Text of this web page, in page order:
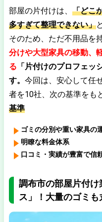
部屋の片付けは、 「どこ
多すぎて整理できない」
そのため、ただ不用品を
分けや大型家具の移動、
る 「片付けのプロフェッ
す。 今回は、安心して任
者を10社、次の基準をも
基準
ゴミの分別や重い家具の
明瞭な料金体系
口コミ・実績が豊富で信
調布市の部屋片付
ス」！大量のゴミも